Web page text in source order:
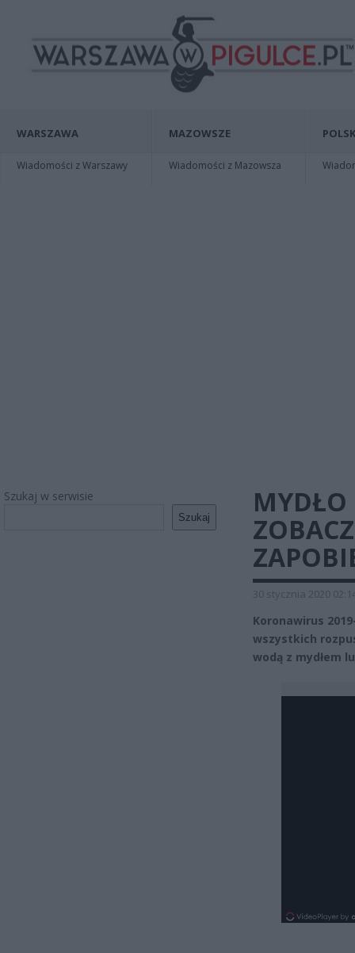
WARSZAWA
Wiadomości z Warszawy
MAZOWSZE
Wiadomości z Mazowsza
Szukaj w serwisie
Szukaj
MYDŁO
30 stycznia 2020
Koronawirus
wszystkich
wodą z mydłem